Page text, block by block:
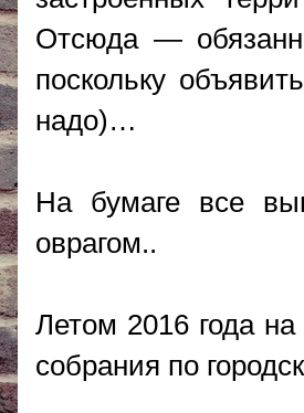
Отсюда —
поскольку
надо)…
На бумаге все
оврагом..
Летом 2016 года
собрания по